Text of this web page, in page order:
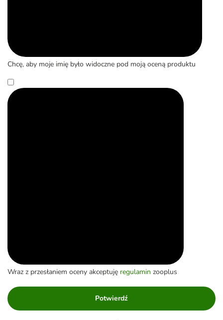
Chcę, aby moje imię było widoczne pod moją oceną produktu
Wraz z przesłaniem oceny akceptuję regulamin zooplus
Potwierdź